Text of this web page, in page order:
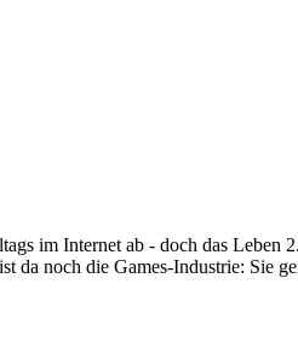
im Internet ab - doch das
noch die Games-Industrie: Sie